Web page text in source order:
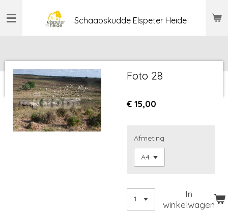
direct
Schaapskudde Elspeter Heide
Foto 28
€ 15,00
Afmeting
In
winkelwagen